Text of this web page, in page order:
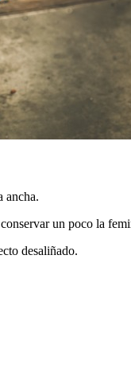
ancha.
un poco la
desaliñado.